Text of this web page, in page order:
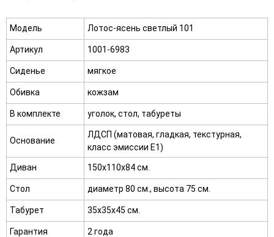
Модель Лотос-ясень светлый 101
Артикул 1001-6983
Сиденье мягкое
Обивка кожзам
В комплекте уголок, стол, табуреты
Основание
ЛДСП (матовая, гладкая, текстурная,
класс эмиссии E1)
Диван 150х110х84 см.
Стол диаметр 80 см., высота 75 см.
Табурет 35х35х45 см.
Гарантия 2 года